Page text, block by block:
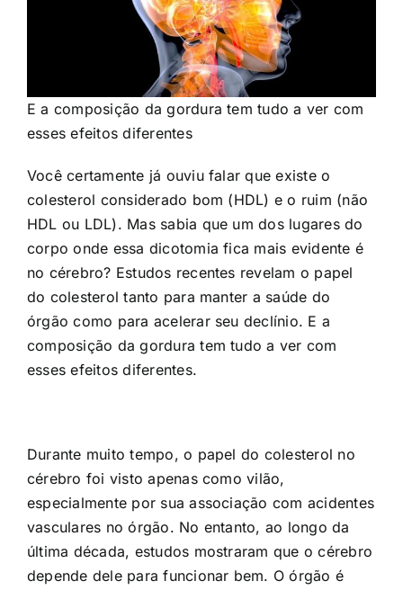
E a composição da gordura tem tudo a ver com
esses efeitos diferentes
Você certamente já ouviu falar que existe o
colesterol considerado bom (HDL) e o ruim (não
HDL ou LDL). Mas sabia que um dos lugares do
corpo onde essa dicotomia fica mais evidente é
no cérebro? Estudos recentes revelam o papel
do colesterol tanto para manter a saúde do
órgão como para acelerar seu declínio. E a
composição da gordura tem tudo a ver com
esses efeitos diferentes.
Durante muito tempo, o papel do colesterol no
cérebro foi visto apenas como vilão,
especialmente por sua associação com acidentes
vasculares no órgão. No entanto, ao longo da
última década, estudos mostraram que o cérebro
depende dele para funcionar bem. O órgão é